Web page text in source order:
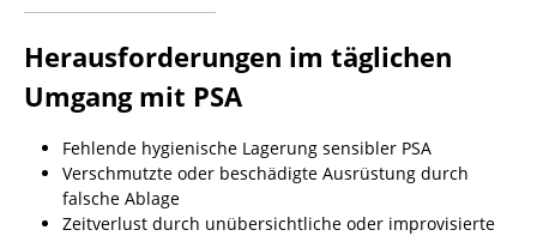
Herausforderungen im täglichen
Umgang mit PSA
Fehlende hygienische Lagerung sensibler PSA
Verschmutzte oder beschädigte Ausrüstung durch
falsche Ablage
Zeitverlust durch unübersichtliche oder improvisierte